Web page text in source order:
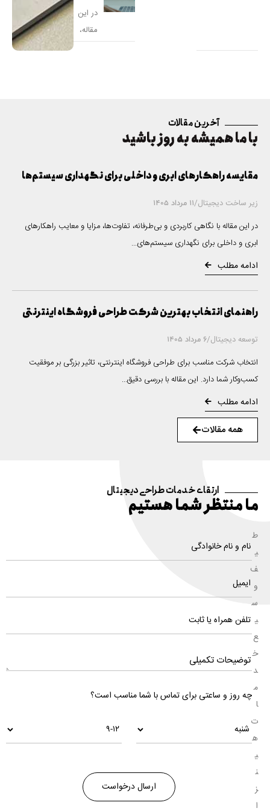
جامع و
در این
مقاله،
آخرین مقالات
با ما همیشه به روز باشید
زیر ساخت دیجیتال/11 مرداد 1405
مقایسه راهکارهای ابری و داخلی برای نگهداری سیستم‌ها
در این مقاله با نگاهی کاربردی و بی‌طرفانه، تفاوت‌ها، مزایا و معایب راهکارهای
ابری و داخلی برای نگهداری سیستم‌های...
ادامه مطلب
توسعه دیجیتال/6 مرداد 1405
راهنمای انتخاب بهترین شرکت طراحی فروشگاه اینترنتی
انتخاب شرکت مناسب برای طراحی فروشگاه اینترنتی، تاثیر بزرگی بر موفقیت
کسب‌وکار شما دارد. این مقاله با بررسی دقیق...
ادامه مطلب
همه مقالات
ارتقای خدمات طراحی دیجیتال
ما منتظر شما هستیم
ط
ی
ف
و
س
ی
ع
خ
د
م
ا
ت
ه
ی
ن
ز
ا
چه روز و ساعتی برای تماس با شما مناسب است؟